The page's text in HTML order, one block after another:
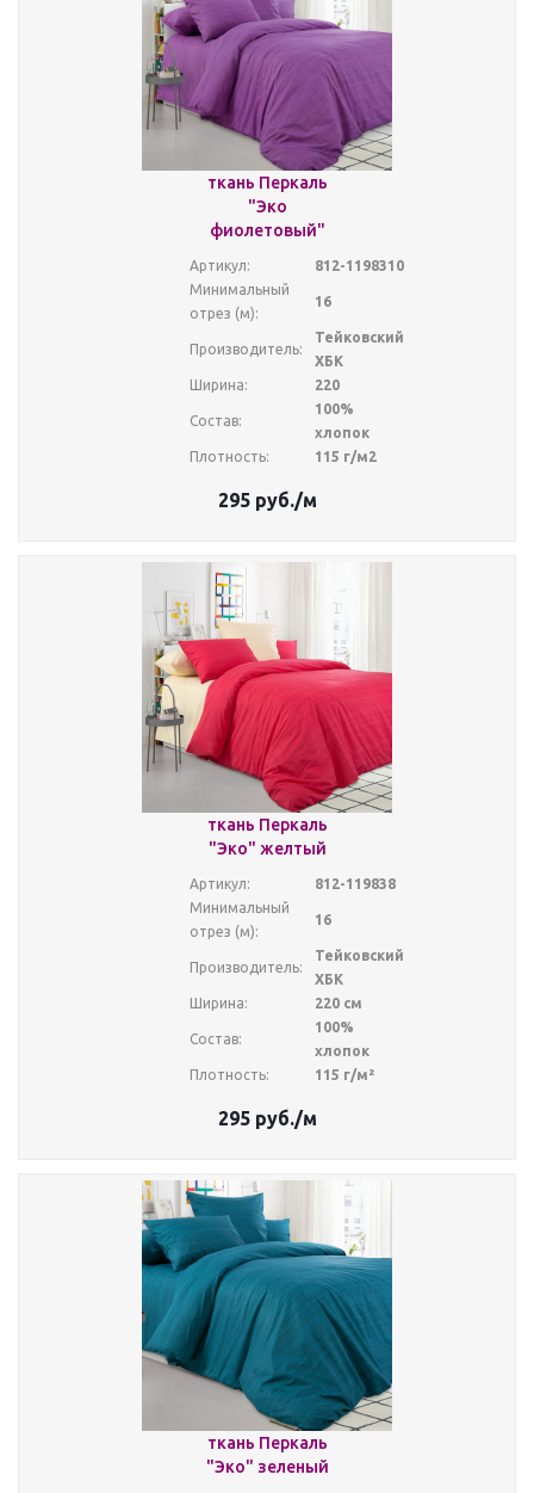
ткань Перкаль
"Эко
фиолетовый"
Артикул:
812-1198310
Минимальный
отрез (м):
16
Производитель:
Тейковский
ХБК
Ширина:
220
Состав:
100%
хлопок
Плотность:
115 г/м2
295руб./м
ткань Перкаль
"Эко" желтый
Артикул:
812-119838
Минимальный
отрез (м):
16
Производитель:
Тейковский
ХБК
Ширина:
220 см
Состав:
100%
хлопок
Плотность:
115 г/м²
295руб./м
ткань Перкаль
"Эко" зеленый